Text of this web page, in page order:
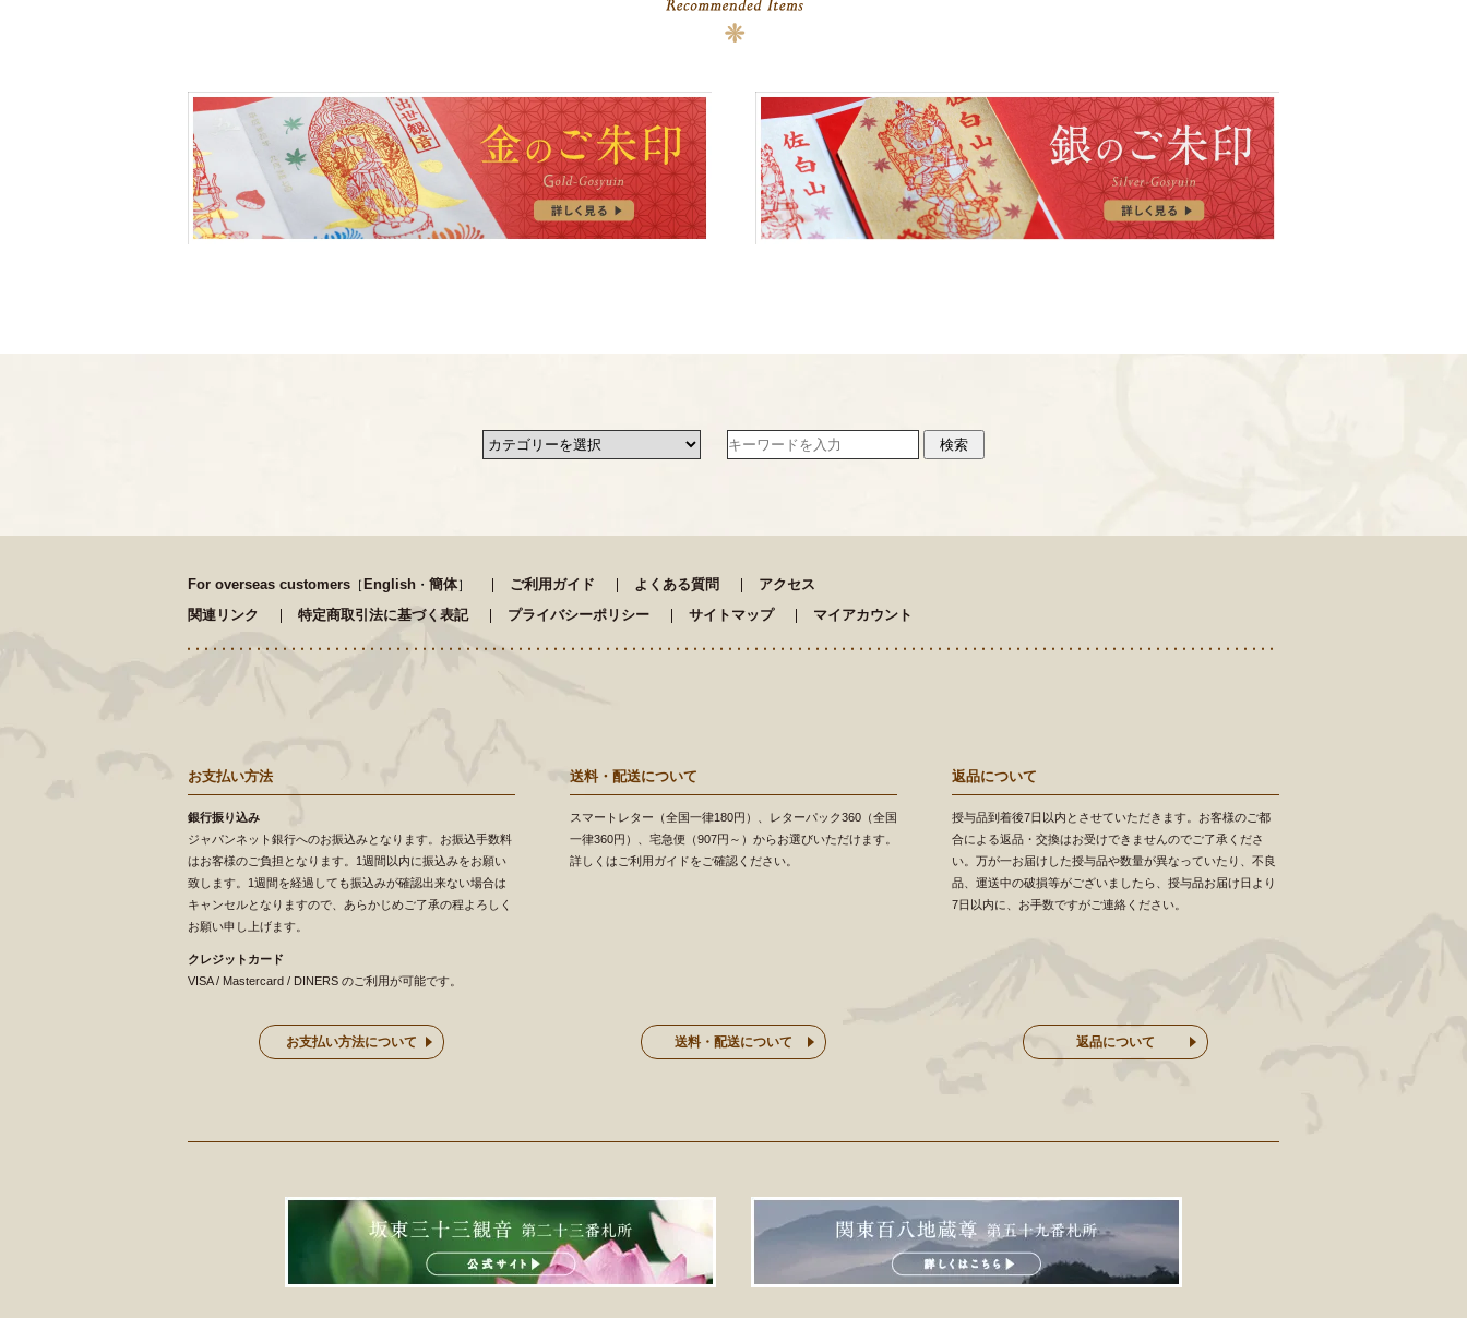
For overseas customers ［ English ・ 簡体］ ご利用ガイド よくある質問
アクセス
関連リンク
特定商取引法に基づく表記 プライバシーポリシー サイトマップ マイアカウント
お支払い方法
銀行振り込み
ジャパンネット銀行へのお振込みとなります。お振込手数料
はお客様のご負担となります。1週間以内に振込みをお願い
致します。1週間を経過しても振込みが確認出来ない場合は
キャンセルとなりますので、あらかじめご了承の程よろしく
お願い申し上げます。
クレジットカード
VISA / Mastercard / DINERS のご利用が可能です。
お支払い方法について
送料・配送について
スマートレター（全国一律180円）、レターパック360（全国
一律360円）、宅急便（907円～）からお選びいただけます。
詳しくはご利用ガイドをご確認ください。
送料・配送について
返品について
授与品到着後7日以内とさせていただきます。お客様のご都
合による返品・交換はお受けできませんのでご了承くださ
い。万が一お届けした授与品や数量が異なっていたり、不良
品、運送中の破損等がございましたら、授与品お届け日より
7日以内に、お手数ですがご連絡ください。
返品について